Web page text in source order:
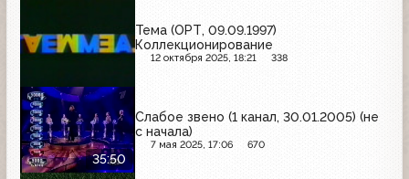
Тема (ОРТ, 09.09.1997)
Коллекционирование
12 октября 2025, 18:21 338
35:50
Слабое звено (1 канал, 30.01.2005) (не
с начала)
7 мая 2025, 17:06 670